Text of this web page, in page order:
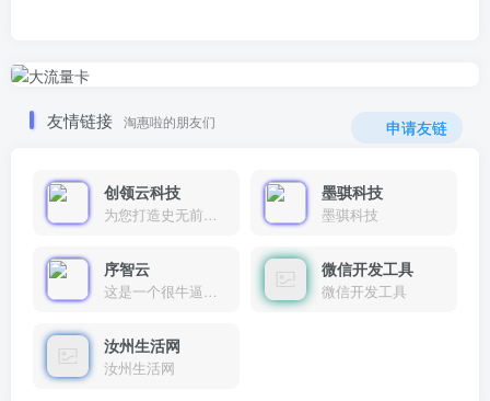
友情链接 淘惠啦的朋友们 申请友链
创领云科技
为您打造史无前例的应用产品带您认识新时代产品的创新
墨骐科技
墨骐科技
序智云
这是一个很牛逼的开发者，要开发找他准行！
微信开发工具
微信开发工具
汝州生活网
汝州生活网